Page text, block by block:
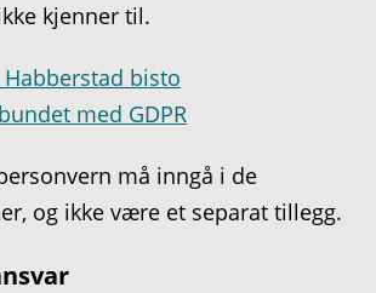
kjenner til.
Habberstad bisto
med GDPR
må inngå i de
og ikke være et separat tillegg.